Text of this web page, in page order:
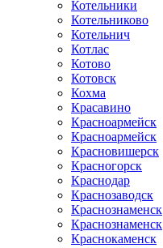
Котельники
Котельниково
Котельнич
Котлас
Котово
Котовск
Кохма
Красавино
Красноармейск
Красноармейск
Красновишерск
Красногорск
Краснодар
Краснозаводск
Краснознаменск
Краснознаменск
Краснокаменск